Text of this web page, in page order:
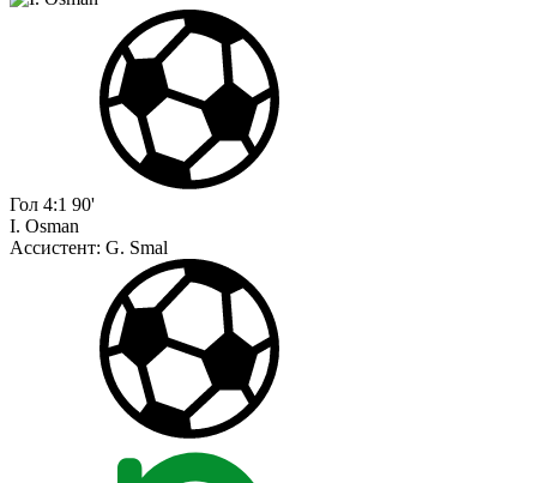
Гол 4:1 90'
I. Osman
Ассистент: G. Smal